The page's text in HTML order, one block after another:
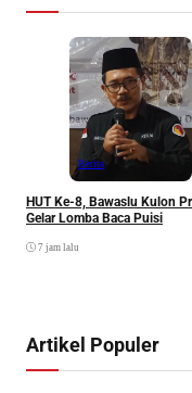
Berita
HUT Ke-8, Bawaslu Kulon
Gelar Lomba Baca Puisi
7 jam lalu
Artikel Populer